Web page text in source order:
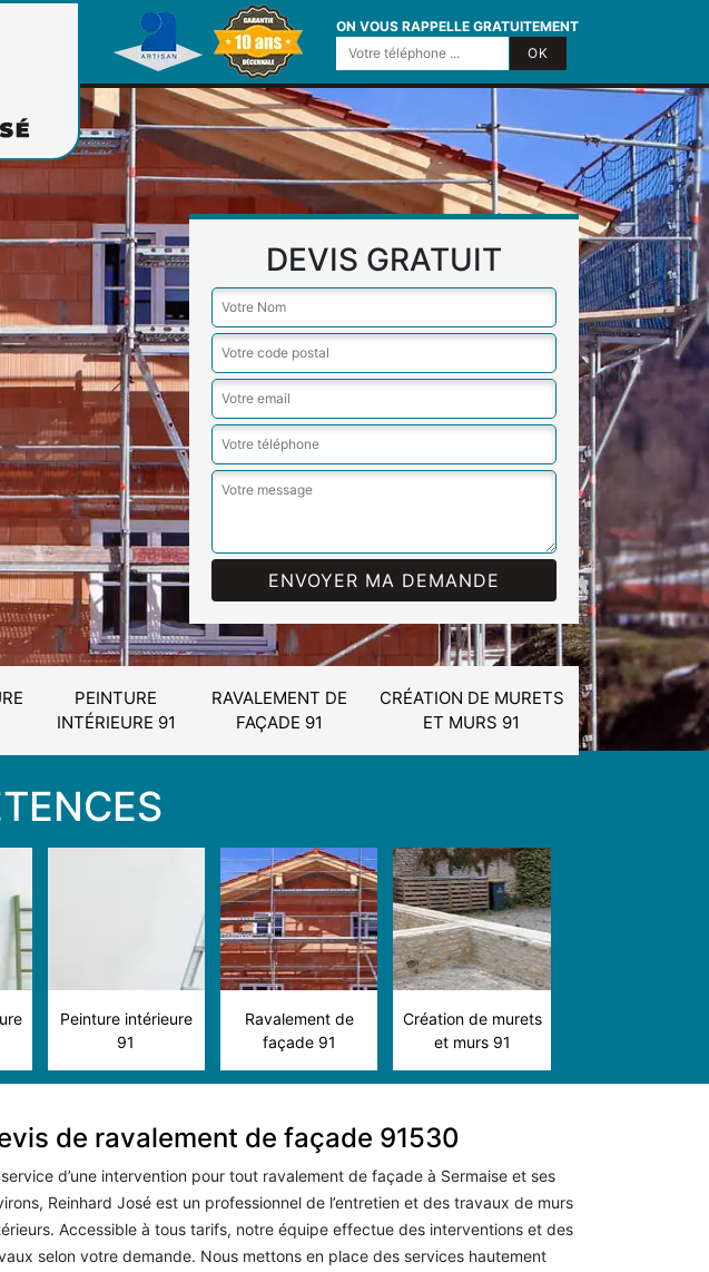
ON VOUS RAPPELLE GRATUITEMENT
DEVIS GRATUIT
PEINTURE
INTÉRIEURE 91
RAVALEMENT DE
FAÇADE 91
CRÉATION DE MURETS
ET MURS 91
Peinture intérieure
91
Ravalement de
façade 91
Création de murets
et murs 91
de ravalement de façade 91530
d’une intervention pour tout ravalement de façade à Sermaise et ses
Reinhard José est un professionnel de l’entretien et des travaux de murs
Accessible à tous tarifs, notre équipe effectue des interventions et des
selon votre demande. Nous mettons en place des services hautement